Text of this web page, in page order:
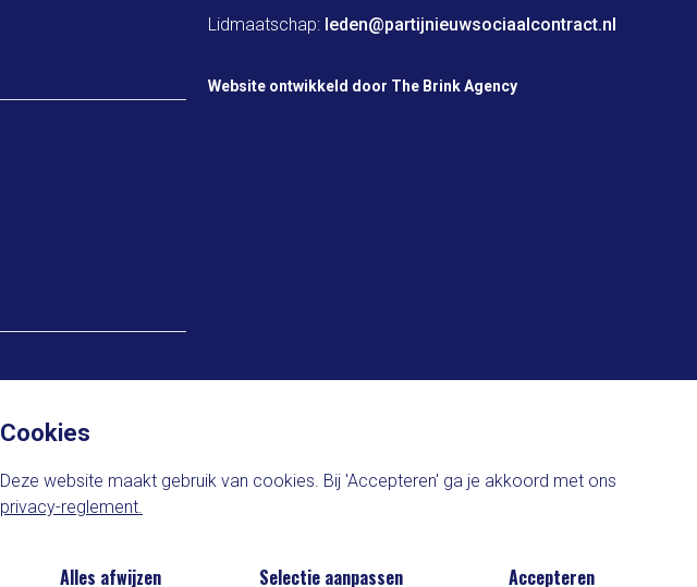
Lidmaatschap: leden@partijnieuwsociaalcontract.nl
Website ontwikkeld door The Brink Agency
Cookies
Deze website maakt gebruik van cookies. Bij 'Accepteren' ga je akkoord met ons
privacy-reglement.
Alles afwijzen Selectie aanpassen Accepteren